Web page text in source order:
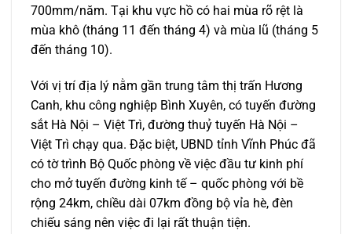
700mm/năm. Tại khu vực hồ có hai mùa rõ rệt là
mùa khô (tháng 11 đến tháng 4) và mùa lũ (tháng 5
đến tháng 10).
Với vị trí địa lý nằm gần trung tâm thị trấn Hương
Canh, khu công nghiệp Bình Xuyên, có tuyến đường
sắt Hà Nội – Việt Trì, đường thuỷ tuyến Hà Nội –
Việt Trì chạy qua. Đặc biệt, UBND tỉnh Vĩnh Phúc đã
có tờ trình Bộ Quốc phòng về việc đầu tư kinh phí
cho mở tuyến đường kinh tế – quốc phòng với bề
rộng 24km, chiều dài 07km đồng bộ vỉa hè, đèn
chiếu sáng nên việc đi lại rất thuận tiện.